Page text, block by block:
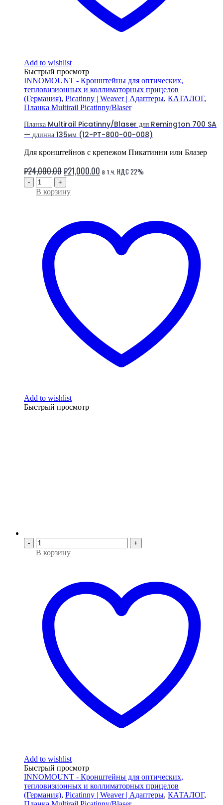
Add to wishlist
Быстрый просмотр
INNOMOUNT - Кронштейны для оптических,
тепловизионных и коллиматорных прицелов
(Германия), Picatinny | Weaver | Адаптеры, КАТАЛОГ,
Планка Multirail Picatinny/Blaser
Планка Multirail Picatinny/Blaser для Remington 700 SA
— длинна 135мм (12-PT-800-00-008)
Для кронштейнов c крепежом Пикатинни или Блазер
₽24,000.00Первоначальная
составляла
₽21,000.00 Текущая
в т.ч. НДС 22%
- +
В корзину
Add to wishlist
Быстрый просмотр
- +
В корзину
Add to wishlist
Быстрый просмотр
INNOMOUNT - Кронштейны для оптических,
тепловизионных и коллиматорных прицелов
(Германия), Picatinny | Weaver | Адаптеры, КАТАЛОГ,